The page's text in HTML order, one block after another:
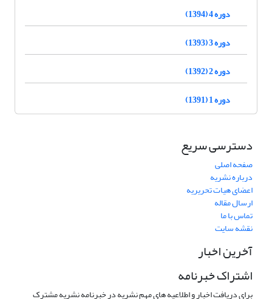
دوره 4 (1394)
دوره 3 (1393)
دوره 2 (1392)
دوره 1 (1391)
دسترسی سریع
صفحه اصلی
درباره نشریه
اعضای هیات تحریریه
ارسال مقاله
تماس با ما
نقشه سایت
آخرین اخبار
اشتراک خبرنامه
برای دریافت اخبار و اطلاعیه های مهم نشریه در خبرنامه نشریه مشترک